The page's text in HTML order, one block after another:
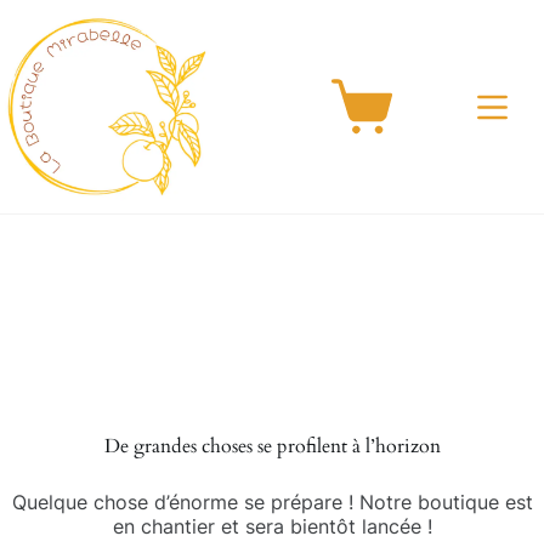
contenu
Panier
d’achat
De grandes choses se profilent à l’horizon
Quelque chose d’énorme se prépare ! Notre boutique est
en chantier et sera bientôt lancée !